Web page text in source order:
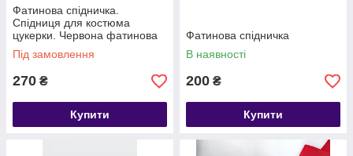
Фатинова спідничка.
Спідниця для костюма
цукерки. Червона фатинова
спідниця
Під замовлення
270 ₴
Купити
Фатинова спідничка
В наявності
200 ₴
Купити